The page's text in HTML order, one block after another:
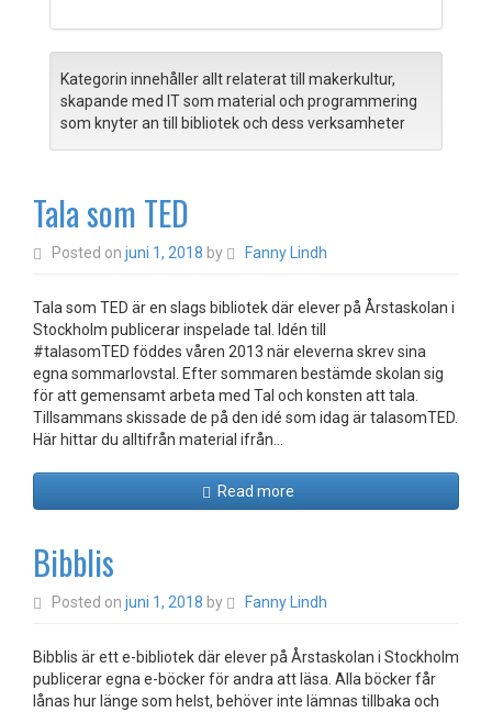
Kategorin innehåller allt relaterat till makerkultur,
skapande med IT som material och programmering
som knyter an till bibliotek och dess verksamheter
Tala som TED
Posted on juni 1, 2018 by Fanny Lindh
Tala som TED är en slags bibliotek där elever på Årstaskolan i
Stockholm publicerar inspelade tal. Idén till
#talasomTED föddes våren 2013 när eleverna skrev sina
egna sommarlovstal. Efter sommaren bestämde skolan sig
för att gemensamt arbeta med Tal och konsten att tala.
Tillsammans skissade de på den idé som idag är talasomTED.
Här hittar du alltifrån material ifrån…
Read more
Bibblis
Posted on juni 1, 2018 by Fanny Lindh
Bibblis är ett e-bibliotek där elever på Årstaskolan i Stockholm
publicerar egna e-böcker för andra att läsa. Alla böcker får
lånas hur länge som helst, behöver inte lämnas tillbaka och